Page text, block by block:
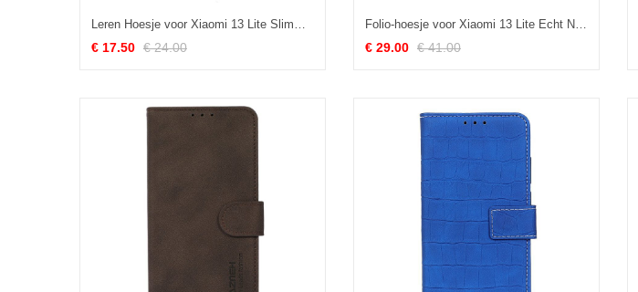
Leren Hoesje voor Xiaomi 13 Lite Slimme Giraf
€ 17.50 € 24.00
Folio-hoesje voor Xiaomi 13 Lite Echt Nappaleer
€ 29.00 € 41.00